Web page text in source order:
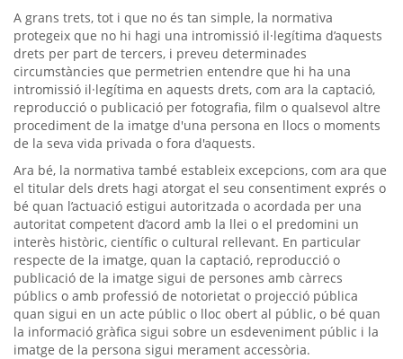
A grans trets, tot i que no és tan simple, la normativa
protegeix que no hi hagi una intromissió il·legítima d’aquests
drets per part de tercers, i preveu determinades
circumstàncies que permetrien entendre que hi ha una
intromissió il·legítima en aquests drets, com ara la captació,
reproducció o publicació per fotografia, film o qualsevol altre
procediment de la imatge d'una persona en llocs o moments
de la seva vida privada o fora d'aquests.
Ara bé, la normativa també estableix excepcions, com ara que
el titular dels drets hagi atorgat el seu consentiment exprés o
bé quan l’actuació estigui autoritzada o acordada per una
autoritat competent d’acord amb la llei o el predomini un
interès històric, científic o cultural rellevant. En particular
respecte de la imatge, quan la captació, reproducció o
publicació de la imatge sigui de persones amb càrrecs
públics o amb professió de notorietat o projecció pública
quan sigui en un acte públic o lloc obert al públic, o bé quan
la informació gràfica sigui sobre un esdeveniment públic i la
imatge de la persona sigui merament accessòria.